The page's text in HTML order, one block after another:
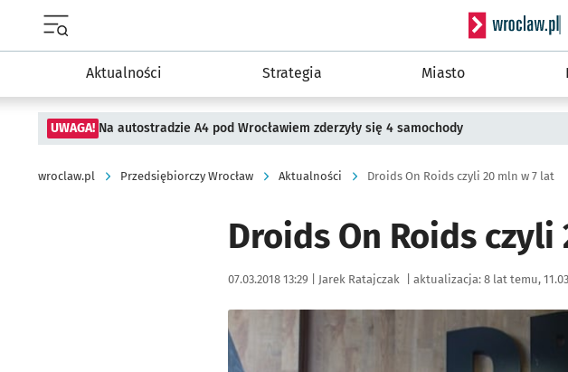
Serwis
Aktualności Strategia Miasto
UWAGA! Na autostradzie A4 pod Wrocławiem zderzyły się 4 samochody
wroclaw.pl Przedsiębiorczy Wrocław Aktualności Droids On Roids czyli 20 mln w 7 lat
Droids On Roids
Data publikacji:
07.03.2018 13:29 | Autor:
Jarek Ratajczak aktualizacja: 8 lat temu,
Kliknij, aby powiększyć